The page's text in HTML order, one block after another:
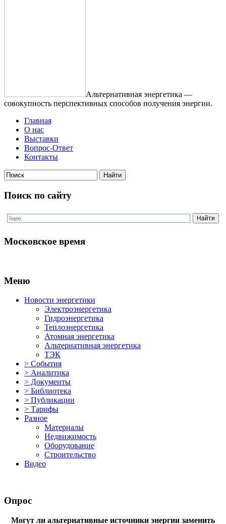
Альтернативная энергетика —
совокупность перспективных способов получения энергии.
Главная
О нас
Выставки
Вопрос-Ответ
Контакты
Поиск по сайту
Московское время
Меню
Новости энергетики
Электроэнергетика
Гидроэнергетика
Теплоэнергетика
Атомная энергетика
Альтернативная энергетика
ТЭК
> События
> Аналитика
> Документы
> Библиотека
> Публикации
> Тарифы
Разное
Материалы
Недвижимость
Оборудование
Строительство
Видео
Опрос
Могут ли альтернативные источники энергии заменить